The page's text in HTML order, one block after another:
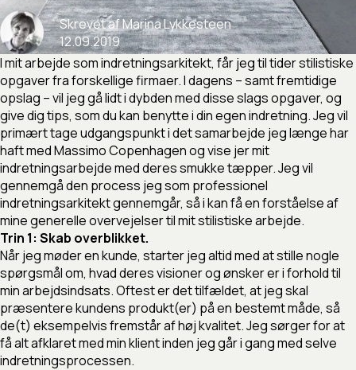
SkrevetafMarinaLykkesteen
12.09.2019
I mit arbejde som indretningsarkitekt, får jeg til tider stilistiske
opgaver fra forskellige firmaer. I dagens – samt fremtidige
opslag – vil jeg gå lidt i dybden med disse slags opgaver, og
give dig tips, som du kan benytte i din egen indretning. Jeg vil
primært tage udgangspunkt i det samarbejde jeg længe har
haft med Massimo Copenhagen og vise jer mit
indretningsarbejde med deres smukke tæpper. Jeg vil
gennemgå den process jeg som professionel
indretningsarkitekt gennemgår, så i kan få en forståelse af
mine generelle overvejelser til mit stilistiske arbejde.
Trin 1: Skab overblikket.
Når jeg møder en kunde, starter jeg altid med at stille nogle
spørgsmål om, hvad deres visioner og ønsker er i forhold til
min arbejdsindsats. Oftest er det tilfældet, at jeg skal
præsentere kundens produkt(er) på en bestemt måde, så
de(t) eksempelvis fremstår af høj kvalitet. Jeg sørger for at
få alt afklaret med min klient inden jeg går i gang med selve
indretningsprocessen.